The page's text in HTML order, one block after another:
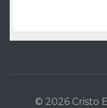
© 2026 Cristo